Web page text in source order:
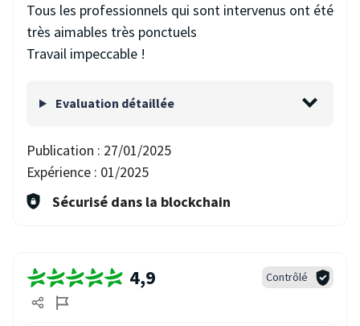
Tous les professionnels qui sont intervenus ont été
très aimables très ponctuels
Travail impeccable !
Evaluation détaillée
Publication : 27/01/2025
Expérience : 01/2025
Sécurisé dans la blockchain
4,9 Contrôlé